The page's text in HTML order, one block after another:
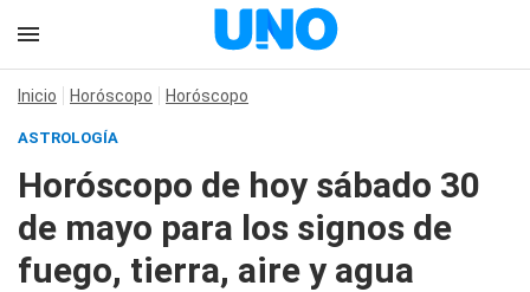
Inicio Horóscopo Horóscopo
ASTROLOGÍA
Horóscopo de hoy sábado 30
de mayo para los signos de
fuego, tierra, aire y agua